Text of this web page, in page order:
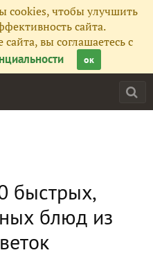
cookies, чтобы улучшить
сайта.
вы соглашаетесь с
ок
быстрых,
блюд из